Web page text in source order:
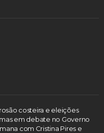
costeira e eleições
em debate no Governo
com Cristina Pires e